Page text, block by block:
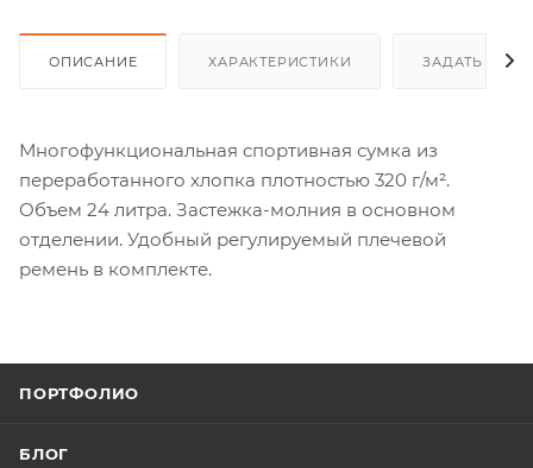
ОПИСАНИЕ ХАРАКТЕРИСТИКИ ЗАДАТЬ
Многофункциональная спортивная сумка из
переработанного хлопка плотностью 320 г/м².
Объем 24 литра. Застежка-молния в основном
отделении. Удобный регулируемый плечевой
ремень в комплекте.
ПОРТФОЛИО
БЛОГ